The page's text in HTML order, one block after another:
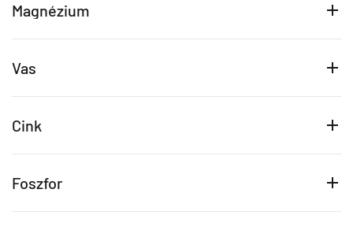
Magnézium
Vas
Cink
Foszfor